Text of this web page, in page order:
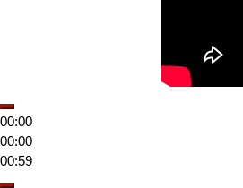
00:00
00:00
00:59